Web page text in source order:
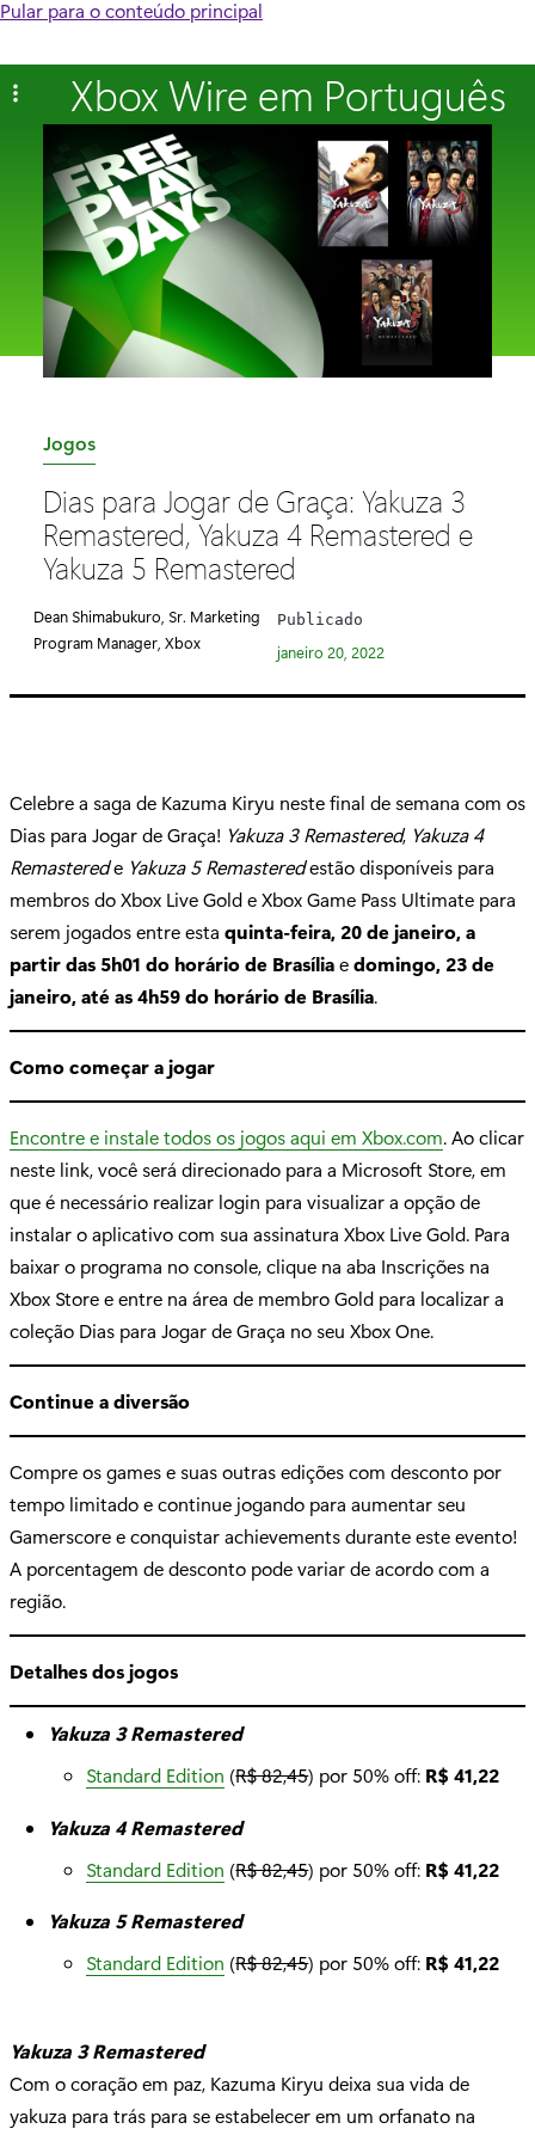
Pular para o conteúdo principal
Xbox Wire em Português
C
t
e
g
r
a
Jogos
Dias para Jogar de Graça: Yakuza 3
Remastered, Yakuza 4 Remastered e
Yakuza 5 Remastered
Dean Shimabukuro, Sr. Marketing
Program Manager, Xbox
Publicado
janeiro 20, 2022
Celebre a saga de Kazuma Kiryu neste final de semana com os
Dias para Jogar de Graça! Yakuza 3 Remastered, Yakuza 4
Remasterede Yakuza 5 Remasteredestão disponíveis para
membros do Xbox Live Gold e Xbox Game Pass Ultimate para
serem jogados entre esta quinta-feira, 20 de janeiro, a
partir das 5h01 do horário de Brasíliaedomingo, 23 de
janeiro, até as 4h59 do horário de Brasília.
Como começar a jogar
Encontre e instale todos os jogos aqui em Xbox.com. Ao clicar
neste link, você será direcionado para a Microsoft Store, em
que é necessário realizar login para visualizar a opção de
instalar o aplicativo com sua assinatura Xbox Live Gold. Para
baixar o programa no console, clique na aba Inscrições na
Xbox Store e entre na área de membro Gold para localizar a
coleção Dias para Jogar de Graça no seu Xbox One.
Continue a diversão
Compre os games e suas outras edições com desconto por
tempo limitado e continue jogando para aumentar seu
Gamerscore e conquistar achievements durante este evento!
A porcentagem de desconto pode variar de acordo com a
região.
Detalhes dos jogos
Yakuza 3 Remastered
Standard Edition (R$ 82,45) por 50% off: R$ 41,22
Yakuza 4 Remastered
Standard Edition (R$ 82,45) por 50% off: R$ 41,22
Yakuza 5 Remastered
Standard Edition (R$ 82,45) por 50% off: R$ 41,22
Yakuza 3 Remastered
Com o coração em paz, Kazuma Kiryu deixa sua vida de
yakuza para trás para se estabelecer em um orfanato na